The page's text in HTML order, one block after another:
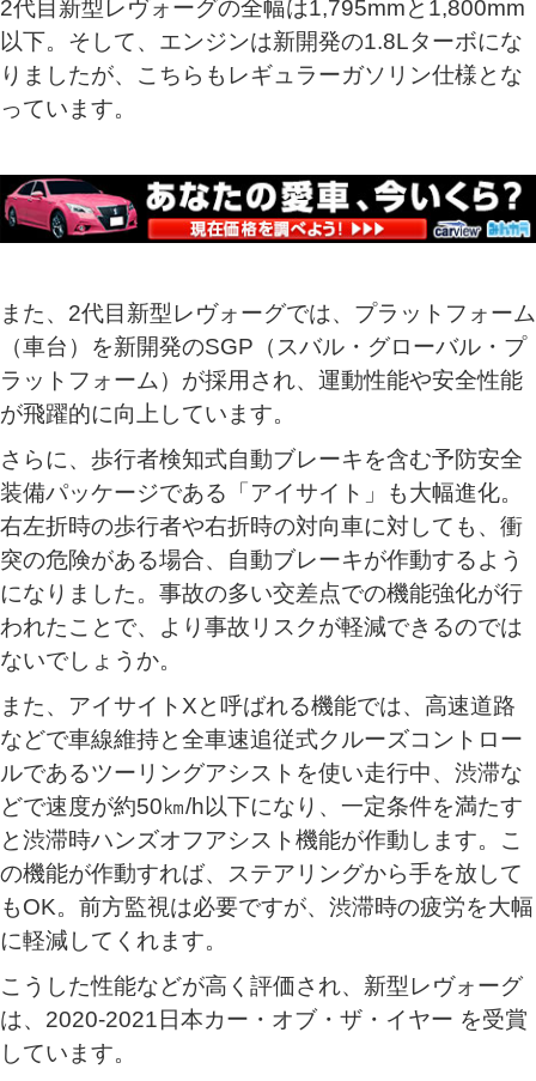
2代目新型レヴォーグの全幅は1,795mmと1,800mm
以下。そして、エンジンは新開発の1.8Lターボにな
りましたが、こちらもレギュラーガソリン仕様とな
っています。
また、2代目新型レヴォーグでは、プラットフォーム
（車台）を新開発のSGP（スバル・グローバル・プ
ラットフォーム）が採用され、運動性能や安全性能
が飛躍的に向上しています。
さらに、歩行者検知式自動ブレーキを含む予防安全
装備パッケージである「アイサイト」も大幅進化。
右左折時の歩行者や右折時の対向車に対しても、衝
突の危険がある場合、自動ブレーキが作動するよう
になりました。事故の多い交差点での機能強化が行
われたことで、より事故リスクが軽減できるのでは
ないでしょうか。
また、アイサイトXと呼ばれる機能では、高速道路
などで車線維持と全車速追従式クルーズコントロー
ルであるツーリングアシストを使い走行中、渋滞な
どで速度が約50㎞/h以下になり、一定条件を満たす
と渋滞時ハンズオフアシスト機能が作動します。こ
の機能が作動すれば、ステアリングから手を放して
もOK。前方監視は必要ですが、渋滞時の疲労を大幅
に軽減してくれます。
こうした性能などが高く評価され、新型レヴォーグ
は、2020-2021日本カー・オブ・ザ・イヤー を受賞
しています。